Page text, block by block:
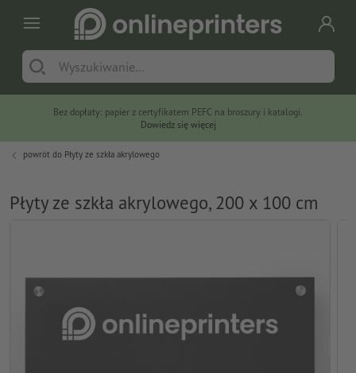
Bez dopłaty: papier z certyfikatem PEFC na broszury i katalogi.
Dowiedz się więcej
powrót do Płyty ze szkła akrylowego
Płyty ze szkła akrylowego, 200 x 100 cm